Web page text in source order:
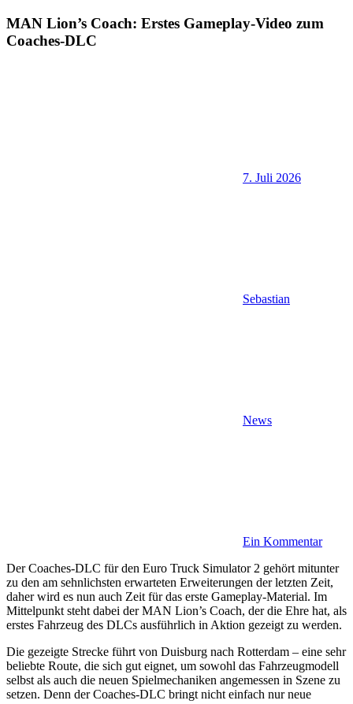
MAN Lion’s Coach: Erstes Gameplay-Video zum
Coaches-DLC
7. Juli 2026
Sebastian
News
Ein Kommentar
Der Coaches-DLC für den Euro Truck Simulator 2 gehört mitunter
zu den am sehnlichsten erwarteten Erweiterungen der letzten Zeit,
daher wird es nun auch Zeit für das erste Gameplay-Material. Im
Mittelpunkt steht dabei der MAN Lion’s Coach, der die Ehre hat, als
erstes Fahrzeug des DLCs ausführlich in Aktion gezeigt zu werden.
Die gezeigte Strecke führt von Duisburg nach Rotterdam – eine sehr
beliebte Route, die sich gut eignet, um sowohl das Fahrzeugmodell
selbst als auch die neuen Spielmechaniken angemessen in Szene zu
setzen. Denn der Coaches-DLC bringt nicht einfach nur neue